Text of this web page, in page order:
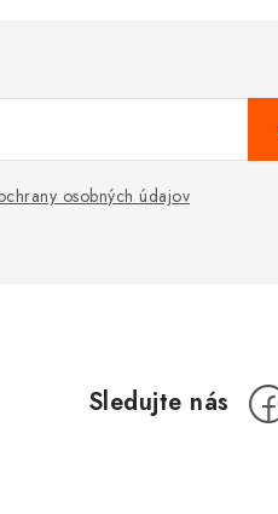
osobných údajov